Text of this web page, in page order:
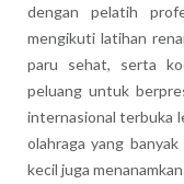
dengan pelatih
mengikuti latihan
paru sehat, serta
peluang untuk
internasional terbuka
olahraga yang
kecil juga